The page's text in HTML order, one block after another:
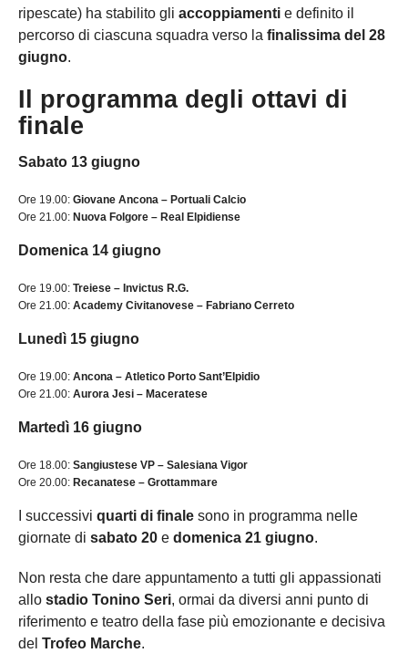
ripescate) ha stabilito gli accoppiamenti e definito il
percorso di ciascuna squadra verso la finalissima del 28
giugno.
Il programma degli ottavi di
finale
Sabato 13 giugno
Ore 19.00: Giovane Ancona – Portuali Calcio
Ore 21.00: Nuova Folgore – Real Elpidiense
Domenica 14 giugno
Ore 19.00: Treiese – Invictus R.G.
Ore 21.00: Academy Civitanovese – Fabriano Cerreto
Lunedì 15 giugno
Ore 19.00: Ancona – Atletico Porto Sant’Elpidio
Ore 21.00: Aurora Jesi – Maceratese
Martedì 16 giugno
Ore 18.00: Sangiustese VP – Salesiana Vigor
Ore 20.00: Recanatese – Grottammare
I successivi quarti di finale sono in programma nelle
giornate di sabato 20 e domenica 21 giugno.
Non resta che dare appuntamento a tutti gli appassionati
allo stadio Tonino Seri, ormai da diversi anni punto di
riferimento e teatro della fase più emozionante e decisiva
del Trofeo Marche.